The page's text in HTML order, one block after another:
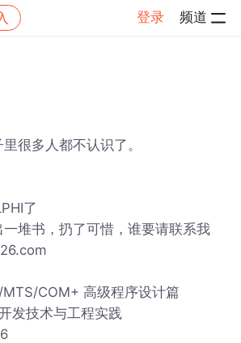
登录 频道
很多人都不认识了。
了
堆书，扔了可惜，谁要请联系我
MTS/COM+ 高级程序设计篇
发技术与工程实践